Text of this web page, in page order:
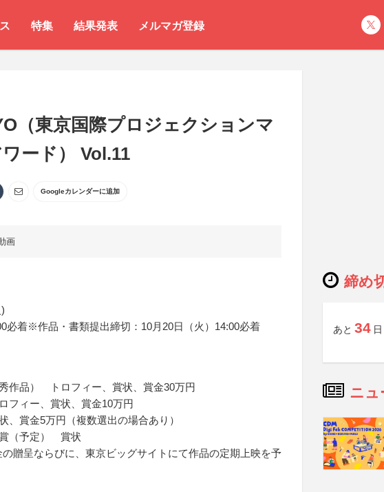
特集 結果発表 メルマガ登録
（東京国際プロジェクションマ
ード） Vol.11
Googleカレンダーに追加
画
必着※作品・書類提出締切：10月20日（火）14:00必着
作品） トロフィー、賞状、賞金30万円
フィー、賞状、賞金10万円
賞金5万円（複数選出の場合あり）
（予定） 賞状
贈呈ならびに、東京ビッグサイトにて作品の定期上映を予
締め
あと 34 日
ニュ